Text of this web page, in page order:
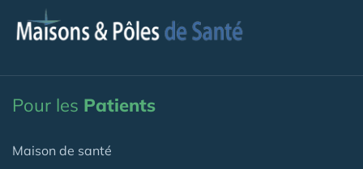
Pour les Patients
Maison de santé